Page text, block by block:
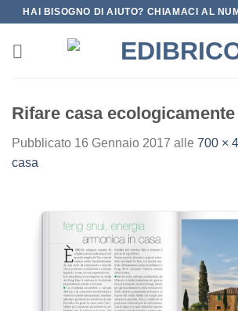
Salta
contenuti
HAI BISOGNO DI AIUTO? CHIAMACI AL
Rifare casa ecologicamente
Pubblicato 16 Gennaio 2017 alle 700 ×
casa